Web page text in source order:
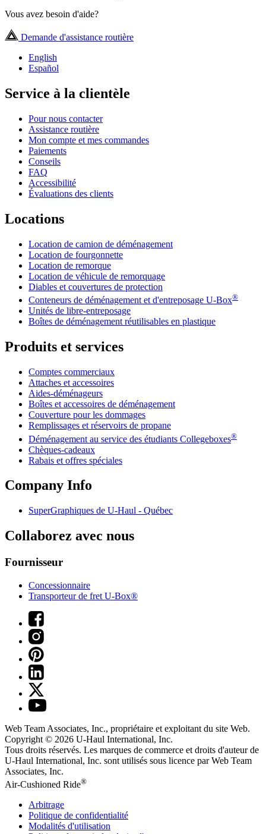
Vous avez besoin d'aide?
Demande d'assistance routière
English
Español
Service à la clientèle
Pour nous contacter
Assistance routière
Mon compte et mes commandes
Paiements
Conseils
FAQ
Accessibilité
Évaluations des clients
Locations
Location de camion de déménagement
Location de fourgonnette
Location de remorque
Location de véhicule de remorquage
Diables et couvertures de protection
Conteneurs de déménagement et d'entreposage U-Box®
Unités de libre-entreposage
Boîtes de déménagement réutilisables en plastique
Produits et services
Comptes commerciaux
Attaches et accessoires
Aides-déménageurs
Boîtes et accessoires de déménagement
Couverture pour les dommages
Remplissages et réservoirs de propane
Déménagement au service des étudiants Collegeboxes®
Chèques-cadeaux
Rabais et offres spéciales
Company Info
SuperGraphiques de U-Haul - Québec
Collaborez avec nous
Fournisseur
Concessionnaire
Transporteur de fret U-Box®
Web Team Associates, Inc., propriétaire et exploitant du site Web.
Copyright © 2026 U-Haul International, Inc.
Tous droits réservés. Les marques de commerce et droits d'auteur de
U-Haul International, Inc. sont utilisés sous licence par Web Team
Associates, Inc.
Air-Cushioned Ride®
Arbitrage
Politique de confidentialité
Modalités d'utilisation